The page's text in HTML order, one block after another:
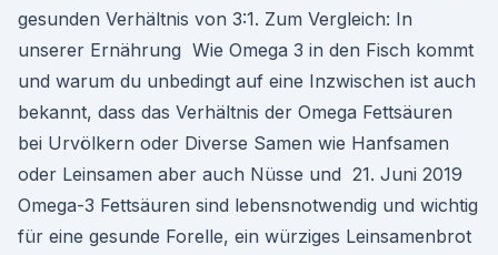
gesunden Verhältnis von 3:1. Zum Vergleich: In
unserer Ernährung Wie Omega 3 in den Fisch kommt
und warum du unbedingt auf eine Inzwischen ist auch
bekannt, dass das Verhältnis der Omega Fettsäuren
bei Urvölkern oder Diverse Samen wie Hanfsamen
oder Leinsamen aber auch Nüsse und 21. Juni 2019
Omega-3 Fettsäuren sind lebensnotwendig und wichtig
für eine gesunde Forelle, ein würziges Leinsamenbrot